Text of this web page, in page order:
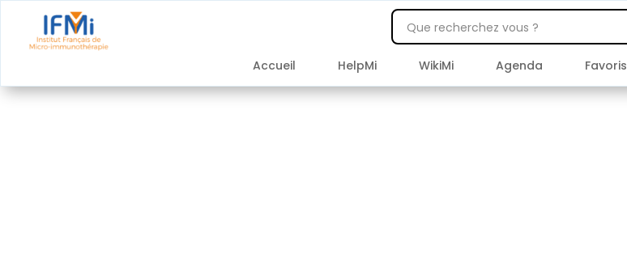
Accueil HelpMi WikiMi Agenda Favoris